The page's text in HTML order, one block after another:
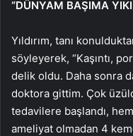
“DÜNYAM BAŞIMA
Yıldırım, tanı
söyleyerek, “Kaşıntı,
delik oldu. Daha sonra
doktora gittim. Çok
tedavilere başlandı,
ameliyat olmadan 4